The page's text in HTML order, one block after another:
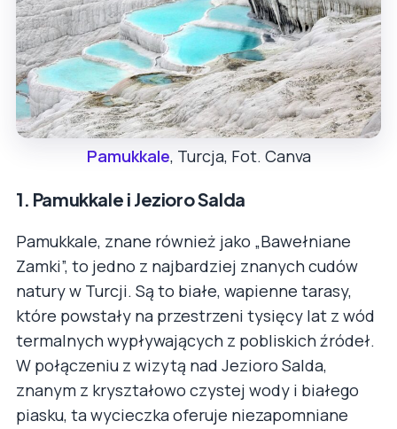
Pamukkale, Turcja, Fot. Canva
1. Pamukkale i Jezioro Salda
Pamukkale, znane również jako „Bawełniane
Zamki”, to jedno z najbardziej znanych cudów
natury w Turcji. Są to białe, wapienne tarasy,
które powstały na przestrzeni tysięcy lat z wód
termalnych wypływających z pobliskich źródeł.
W połączeniu z wizytą nad Jezioro Salda,
znanym z kryształowo czystej wody i białego
piasku, ta wycieczka oferuje niezapomniane